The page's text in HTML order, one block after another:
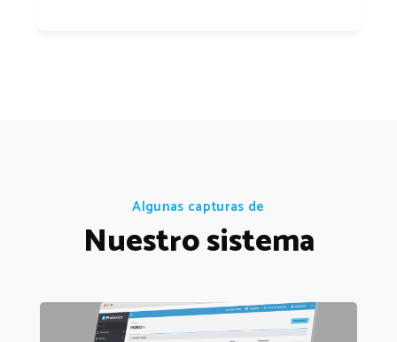
Algunas capturas de
Nuestro sistema